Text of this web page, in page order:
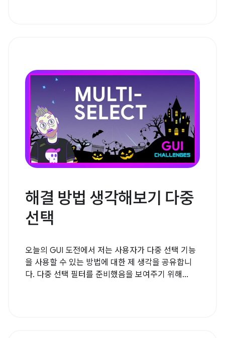
해결 방법 생각해보기 다중
선택
오늘의 GUI 도전에서 저는 사용자가 다중 선택 기능
을 사용할 수 있는 방법에 대한 제 생각을 공유합니
다. 다중 선택 필터를 준비했음을 보여주기 위해...